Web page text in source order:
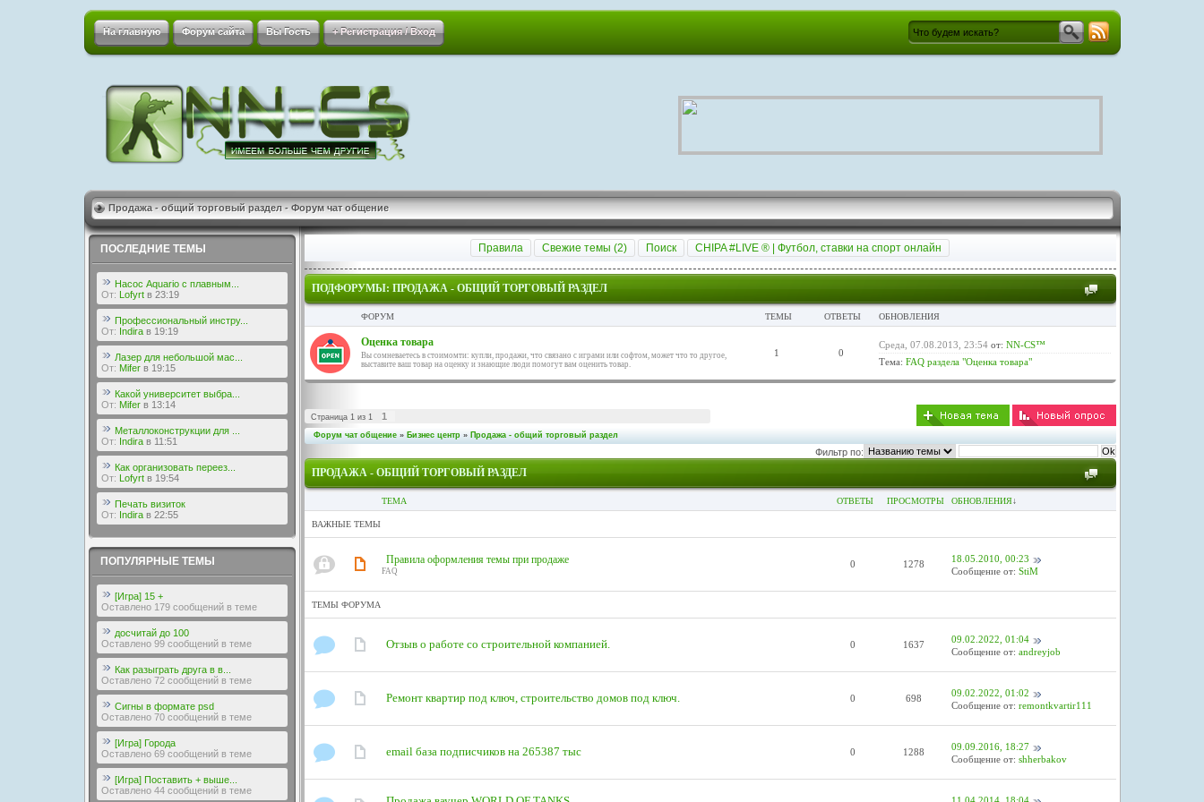
На главную Форум сайта Вы Гость + Регистрация / Вход
Продажа - общий торговый раздел - Форум чат общение
ПОСЛЕДНИЕ ТЕМЫ
Насос Aquario с плавным...
От: Lofyrt в 23:19
Профессиональный инстру...
От: Indira в 19:19
Лазер для небольшой мас...
От: Mifer в 19:15
Какой университет выбра...
От: Mifer в 13:14
Металлоконструкции для ...
От: Indira в 11:51
Как организовать переез...
От: Lofyrt в 19:54
Печать визиток
От: Indira в 22:55
ПОПУЛЯРНЫЕ ТЕМЫ
[Игра] 15 +
Оставлено 179 сообщений в теме
досчитай до 100
Оставлено 99 сообщений в теме
Как разыграть друга в в...
Оставлено 72 сообщений в теме
Сигны в формате psd
Оставлено 70 сообщений в теме
[Игра] Города
Оставлено 69 сообщений в теме
[Игра] Поставить + выше...
Оставлено 44 сообщений в теме
Правила Свежие темы (2) Поиск CHIPA #LIVE ® | Футбол, ставки на спорт онлайн
ПОДФОРУМЫ: ПРОДАЖА - ОБЩИЙ ТОРГОВЫЙ РАЗДЕЛ
ФОРУМ ТЕМЫ ОТВЕТЫ ОБНОВЛЕНИЯ
Оценка товара
Вы сомневаетесь в стоимомти: купли, продажи, что связано с играми или софтом, может что то другое,
выставите ваш товар на оценку и знающие люди помогут вам оценить товар.
1 0
Среда, 07.08.2013, 23:54от: NN-CS™
Тема: FAQ раздела "Оценка товара"
Страница 1из 1 1
Форум чат общение » Бизнес центр » Продажа - общий торговый раздел
Фильтр по:
ПРОДАЖА - ОБЩИЙ ТОРГОВЫЙ РАЗДЕЛ
ТЕМА ОТВЕТЫ ПРОСМОТРЫ ОБНОВЛЕНИЯ↓
ВАЖНЫЕ ТЕМЫ
Правила оформления темы при продаже
FAQ
0 1278
18.05.2010, 00:23
Сообщение от: StiM
ТЕМЫ ФОРУМА
Отзыв о работе со строительной компанией. 0 1637
09.02.2022, 01:04
Сообщение от: andreyjob
Ремонт квартир под ключ, строительство домов под ключ. 0 698
09.02.2022, 01:02
Сообщение от: remontkvartir111
email база подписчиков на 265387 тыс 0 1288
09.09.2016, 18:27
Сообщение от: shherbakov